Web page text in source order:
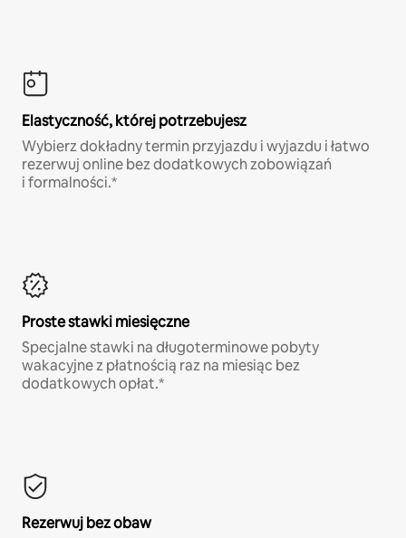
Elastyczność, której potrzebujesz
Wybierz dokładny termin przyjazdu i wyjazdu i łatwo
rezerwuj online bez dodatkowych zobowiązań
i formalności.*
Proste stawki miesięczne
Specjalne stawki na długoterminowe pobyty
wakacyjne z płatnością raz na miesiąc bez
dodatkowych opłat.*
Rezerwuj bez obaw